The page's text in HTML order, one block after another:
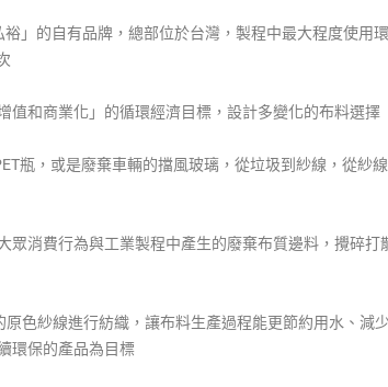
」的自有品牌，總部位於台灣，製程中最大程度使用
值和商業化」的循環經濟目標，設計多變化的布料選擇
瓶，或是廢棄車輛的擋風玻璃，從垃圾到紗線，從紗
眾消費行為與工業製程中產生的廢棄布質邊料，攪碎打
原色紗線進行紡織，讓布料生產過程能更節約用水、減
環保的產品為目標